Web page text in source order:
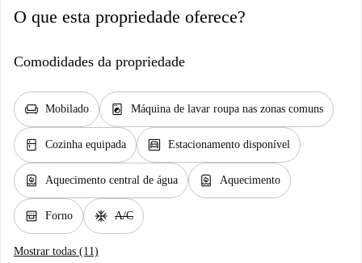
O que esta propriedade oferece?
Comodidades da propriedade
chair Mobilado local_laundry_service Máquina de lavar roupa nas zonas comuns
kitchen Cozinha equipada garage Estacionamento disponível
water_heater Aquecimento central de água water_heater Aquecimento
oven_gen Forno ac_unit A/C
Mostrar todas (11)